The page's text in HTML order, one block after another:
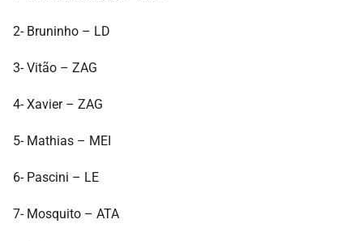
2- Bruninho – LD
3- Vitão – ZAG
4- Xavier – ZAG
5- Mathias – MEI
6- Pascini – LE
7- Mosquito – ATA